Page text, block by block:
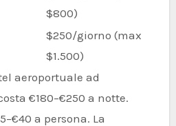
$800)
$250/giorno (max
$1.500)
aeroportuale ad
€180–€250 a notte.
a persona. La